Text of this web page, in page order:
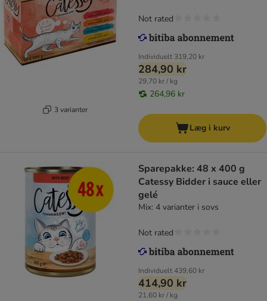
3 varianter
Individuelt 319,20 kr
284,90 kr
29,70 kr / kg
264,96 kr
Not rated
Læg i kurv
Sparepakke: 48 x 400 g
Catessy Bidder i sauce eller
gelé
Mix: 4 varianter i sovs
Individuelt439,60 kr
414,90 kr
21,60 kr / kg
Not rated